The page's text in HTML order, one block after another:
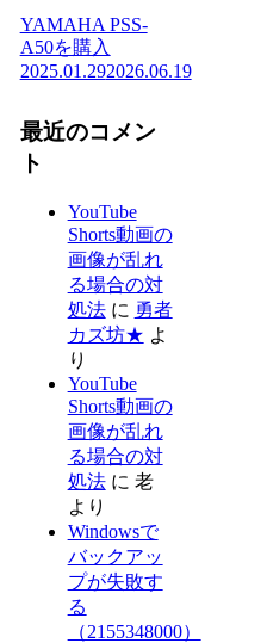
YAMAHA PSS-
A50を購入
2025.01.292026.06.19
最近のコメン
ト
YouTube
Shorts動画の
画像が乱れ
る場合の対
処法に 勇者
カズ坊★ よ
り
YouTube
Shorts動画の
画像が乱れ
る場合の対
処法に 老
より
Windowsで
バックアッ
プが失敗す
る
（2155348000）